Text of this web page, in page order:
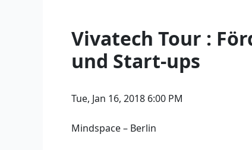
Vivatech Tour :
und Start-ups
Tue, Jan 16, 2018 6:00 PM
Mindspace – Berlin